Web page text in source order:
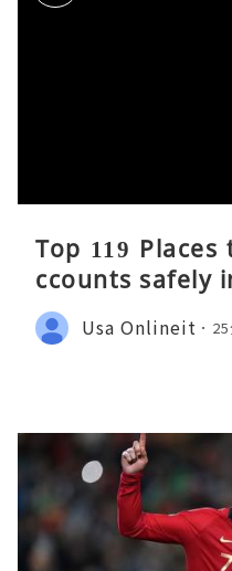
Top 119
ccounts safely
Usa Onlineit